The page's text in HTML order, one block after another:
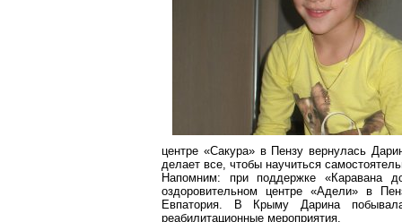
центре «Сакура» в Пензу вернулась
делает все, чтобы научиться
Напомним: при поддержке «Каравана
оздоровительном центре «Адели» в
Евпатория. В Крыму Дарина
реабилитационные мероприятия.